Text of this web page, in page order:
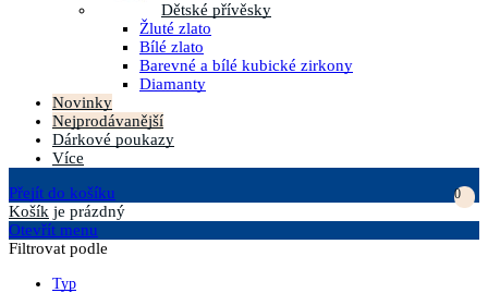
Dětské přívěsky
Žluté zlato
Bílé zlato
Barevné a bílé kubické zirkony
Diamanty
Novinky
Nejprodávanější
Dárkové poukazy
Více
Přejít do košíku
0
Košík je prázdný
Otevřít menu
Filtrovat podle
Typ